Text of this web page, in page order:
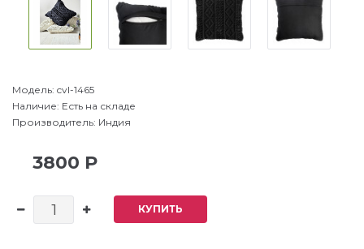
Модель: cvl-1465
Наличие: Есть на складе
Производитель: Индия
3800 Р
КУПИТЬ